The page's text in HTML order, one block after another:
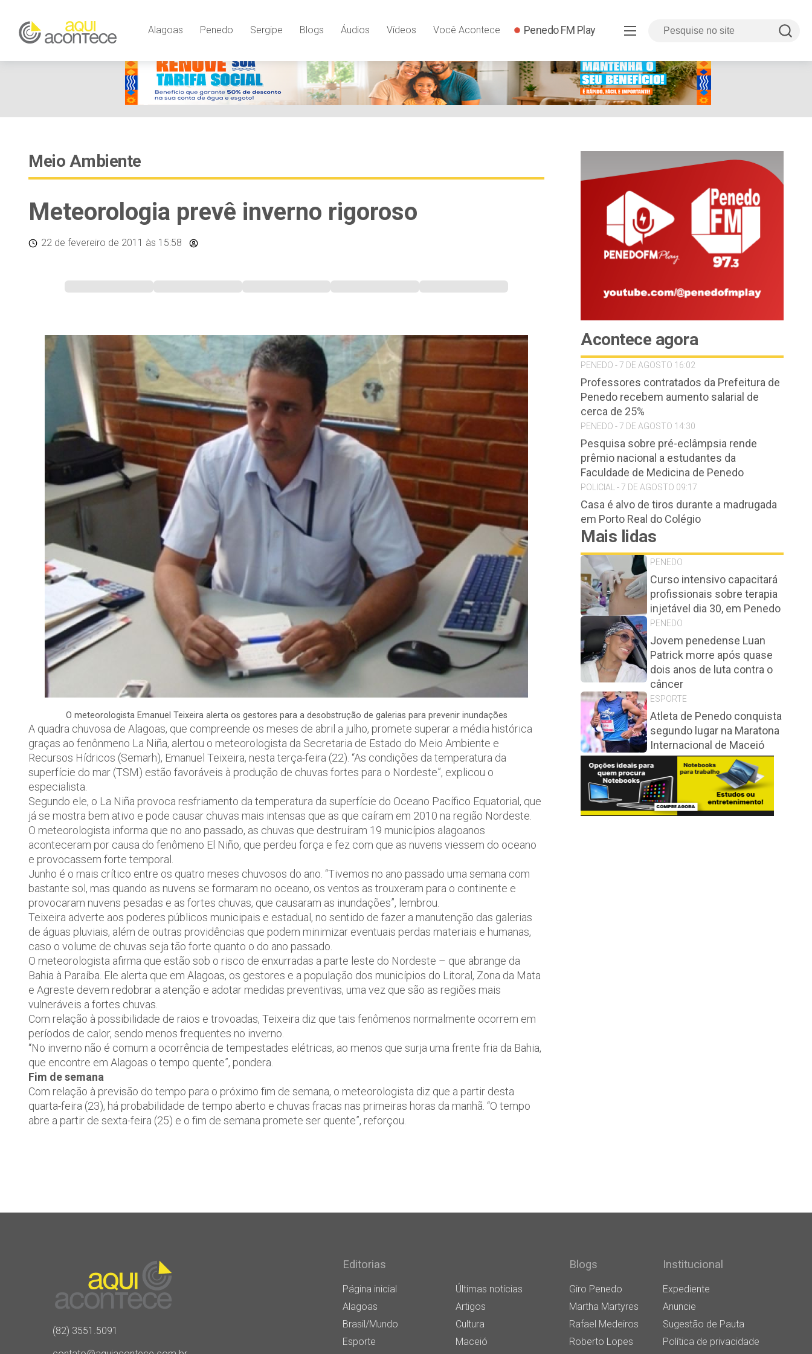
Alagoas Penedo Sergipe Blogs Áudios Vídeos Você Acontece Penedo FM Play
Meio Ambiente
Meteorologia prevê inverno rigoroso
22 de fevereiro de 2011 às 15:58
O meteorologista Emanuel Teixeira alerta os gestores para a desobstrução de galerias para prevenir inundações
A quadra chuvosa de Alagoas, que compreende os meses de abril a julho, promete superar a média histórica
graças ao fenônmeno La Niña, alertou o meteorologista da Secretaria de Estado do Meio Ambiente e
Recursos Hídricos (Semarh), Emanuel Teixeira, nesta terça-feira (22). “As condições da temperatura da
superfície do mar (TSM) estão favoráveis à produção de chuvas fortes para o Nordeste”, explicou o
especialista.
Segundo ele, o La Niña provoca resfriamento da temperatura da superfície do Oceano Pacífico Equatorial, que
já se mostra bem ativo e pode causar chuvas mais intensas que as que caíram em 2010 na região Nordeste.
O meteorologista informa que no ano passado, as chuvas que destruíram 19 municípios alagoanos
aconteceram por causa do fenômeno El Niño, que perdeu força e fez com que as nuvens viessem do oceano
e provocassem forte temporal.
Junho é o mais crítico entre os quatro meses chuvosos do ano. “Tivemos no ano passado uma semana com
bastante sol, mas quando as nuvens se formaram no oceano, os ventos as trouxeram para o continente e
provocaram nuvens pesadas e as fortes chuvas, que causaram as inundações”, lembrou.
Teixeira adverte aos poderes públicos municipais e estadual, no sentido de fazer a manutenção das galerias
de águas pluviais, além de outras providências que podem minimizar eventuais perdas materiais e humanas,
caso o volume de chuvas seja tão forte quanto o do ano passado.
O meteorologista afirma que estão sob o risco de enxurradas a parte leste do Nordeste – que abrange da
Bahia à Paraíba. Ele alerta que em Alagoas, os gestores e a população dos municípios do Litoral, Zona da Mata
e Agreste devem redobrar a atenção e adotar medidas preventivas, uma vez que são as regiões mais
vulneráveis a fortes chuvas.
Com relação à possibilidade de raios e trovoadas, Teixeira diz que tais fenômenos normalmente ocorrem em
períodos de calor, sendo menos frequentes no inverno.
“No inverno não é comum a ocorrência de tempestades elétricas, ao menos que surja uma frente fria da Bahia,
que encontre em Alagoas o tempo quente”, pondera.
Fim de semana
Com relação à previsão do tempo para o próximo fim de semana, o meteorologista diz que a partir desta
quarta-feira (23), há probabilidade de tempo aberto e chuvas fracas nas primeiras horas da manhã. “O tempo
abre a partir de sexta-feira (25) e o fim de semana promete ser quente”, reforçou.
Acontece agora
PENEDO - 7 DE AGOSTO 16:02
Professores contratados da Prefeitura de
Penedo recebem aumento salarial de
cerca de 25%
PENEDO - 7 DE AGOSTO 14:30
Pesquisa sobre pré-eclâmpsia rende
prêmio nacional a estudantes da
Faculdade de Medicina de Penedo
POLICIAL - 7 DE AGOSTO 09:17
Casa é alvo de tiros durante a madrugada
em Porto Real do Colégio
Mais lidas
PENEDO
Curso intensivo capacitará
profissionais sobre terapia
injetável dia 30, em Penedo
PENEDO
Jovem penedense Luan
Patrick morre após quase
dois anos de luta contra o
câncer
ESPORTE
Atleta de Penedo conquista
segundo lugar na Maratona
Internacional de Maceió
(82) 3551.5091
Editorias
Página inicial
Últimas notícias
Alagoas
Artigos
Brasil/Mundo
Cultura
Esporte
Maceió
Blogs
Giro Penedo
Martha Martyres
Rafael Medeiros
Roberto Lopes
Institucional
Expediente
Anuncie
Sugestão de Pauta
Política de privacidade